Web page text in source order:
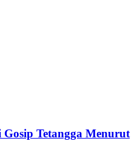
Tetangga Menurut